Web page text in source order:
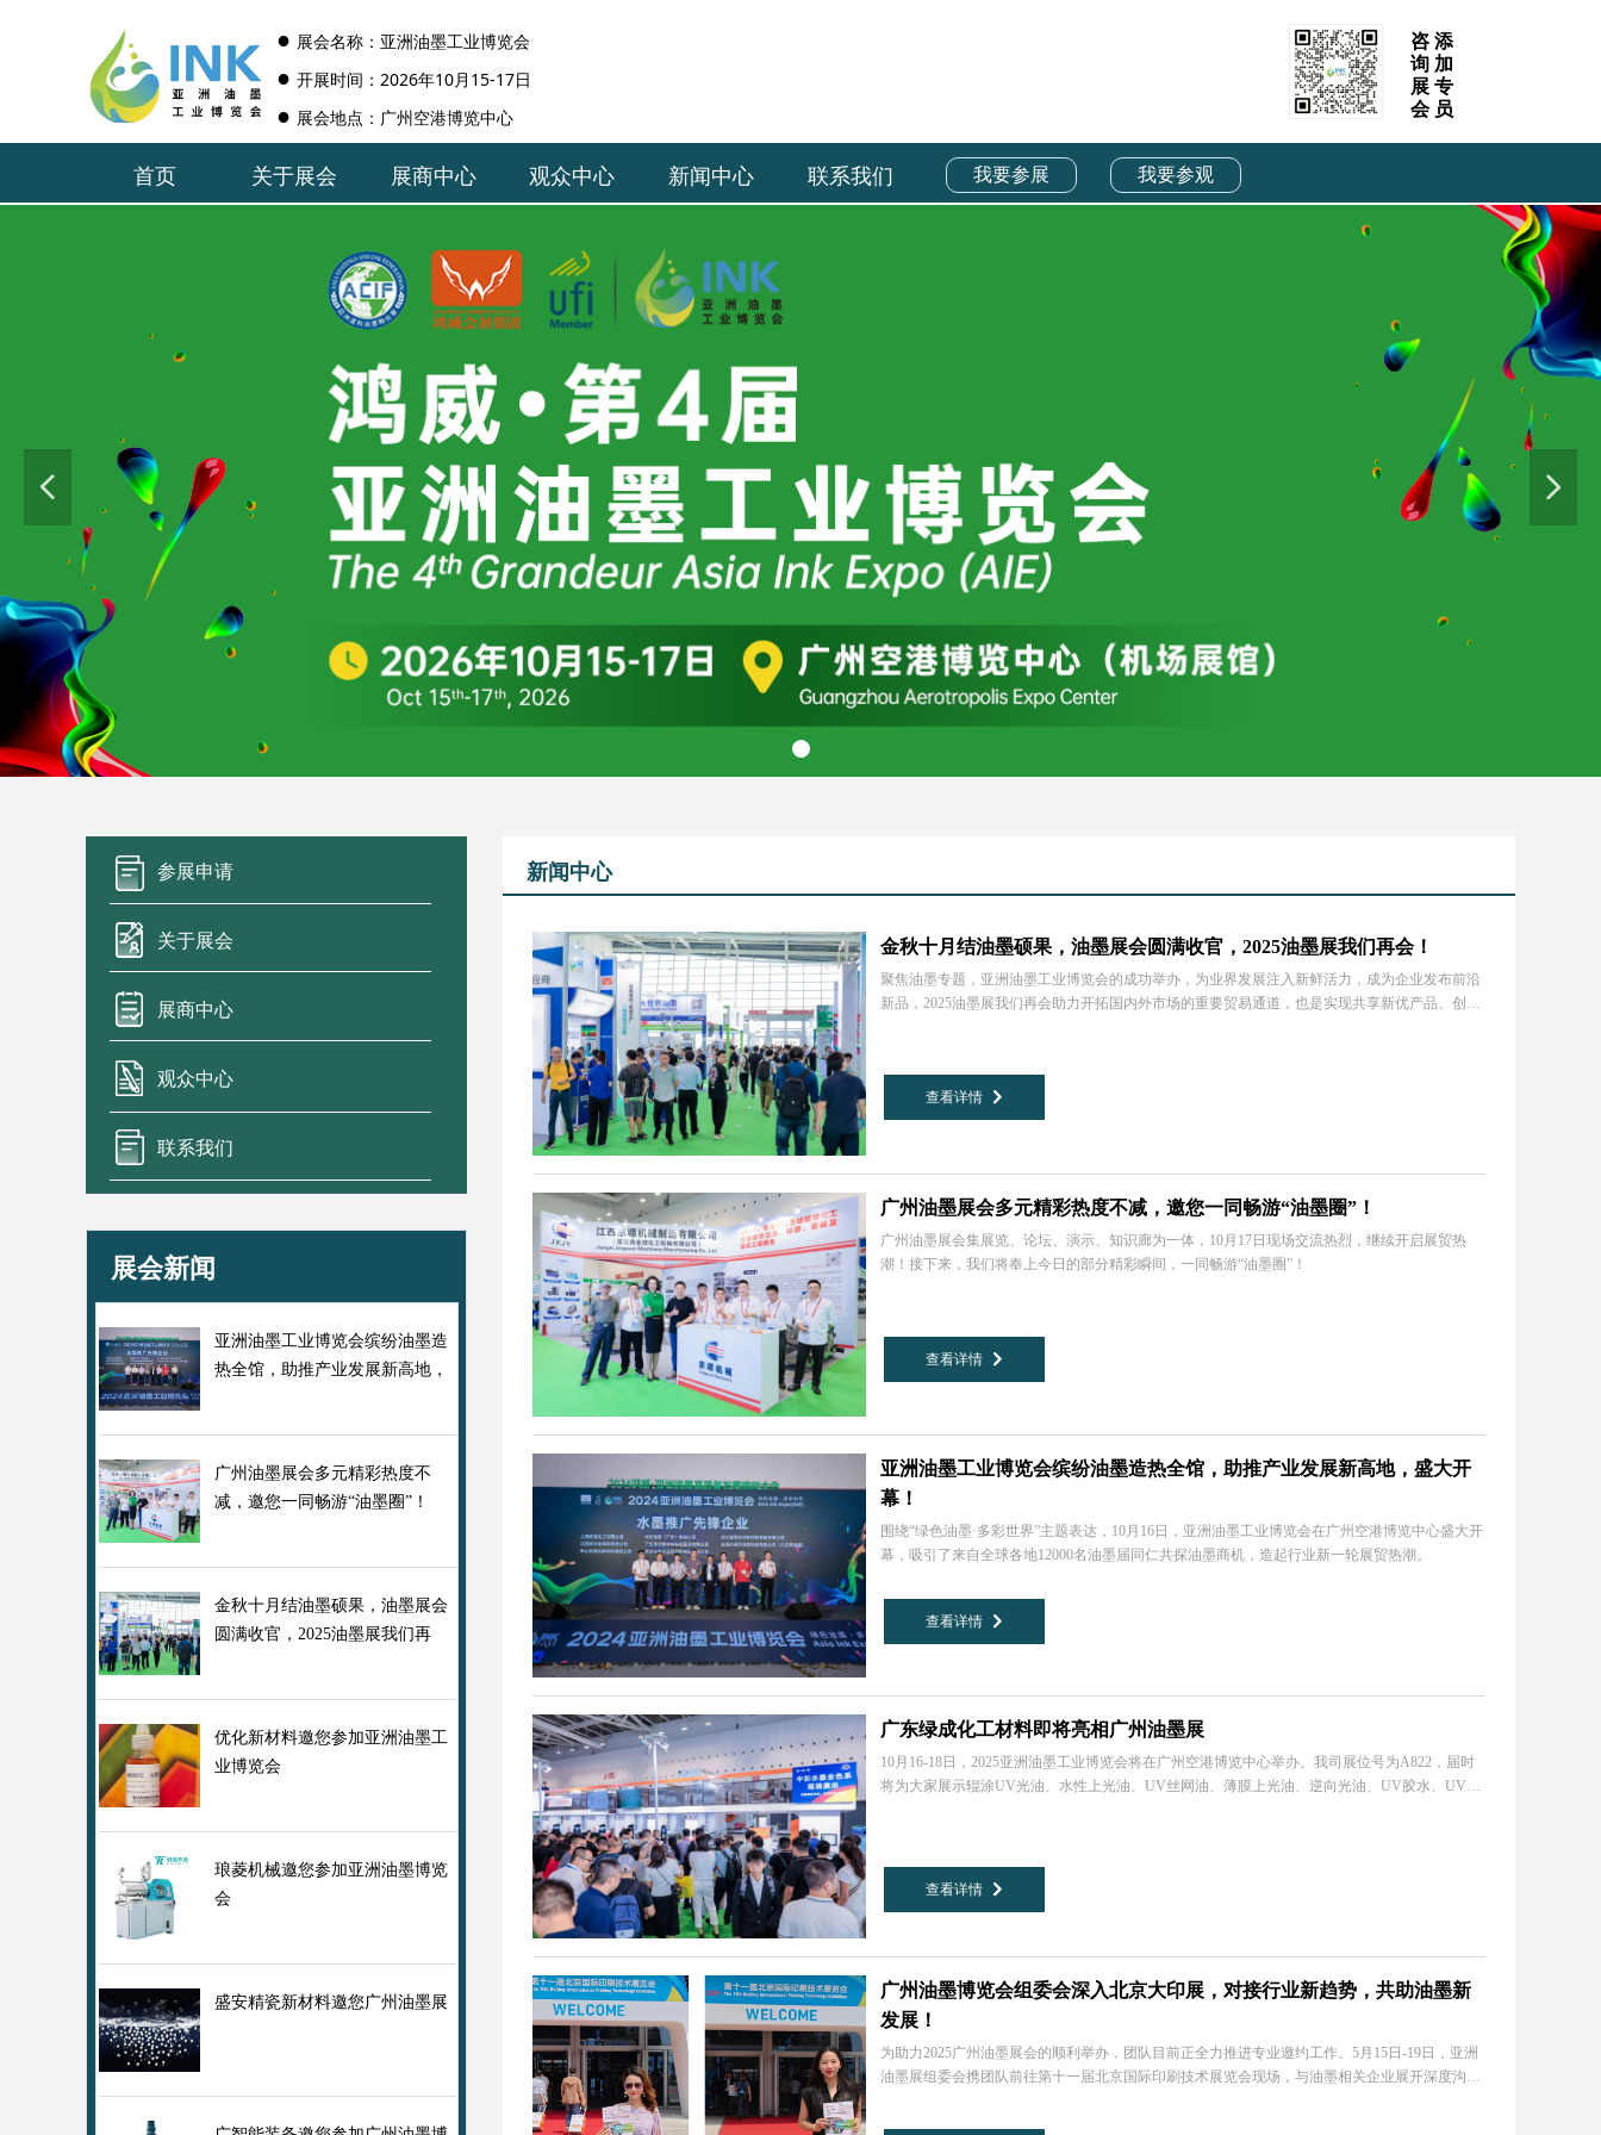
● 展会名称： 亚洲油墨工业博览会
● 开展时间：2026年10月15-17日
● 展会地点：广州空港博览中心
咨
询
展
会
添
加
专
员
首页 关于展会 展商中心 观众中心 新闻中心 联系我们 我要参展 我要参观
넳 넲
展会新闻
亚洲油墨工业博览会缤纷油墨造
热全馆，助推产业发展新高地，
广州油墨展会多元精彩热度不
减，邀您一同畅游“油墨圈”！
金秋十月结油墨硕果，油墨展会
圆满收官，2025油墨展我们再
优化新材料邀您参加亚洲油墨工
业博览会
琅菱机械邀您参加亚洲油墨博览
会
盛安精瓷新材料邀您广州油墨展
新闻中心
金秋十月结油墨硕果，油墨展会圆满收官，2025油墨展我们再会！
聚焦油墨专题，亚洲油墨工业博览会的成功举办，为业界发展注入新鲜活力，成为企业发布前沿
新品，2025油墨展我们再会助力开拓国内外市场的重要贸易通道，也是实现共享新优产品、创新
广州油墨展会多元精彩热度不减，邀您一同畅游“油墨圈”！
广州油墨展会集展览、论坛、演示、知识廊为一体，10月17日现场交流热烈，继续开启展贸热
潮！接下来，我们将奉上今日的部分精彩瞬间，一同畅游“油墨圈”！
亚洲油墨工业博览会缤纷油墨造热全馆，助推产业发展新高地，盛大开
幕！
围绕“绿色油墨·多彩世界”主题表达，10月16日，亚洲油墨工业博览会在广州空港博览中心盛大开
幕，吸引了来自全球各地12000名油墨届同仁共探油墨商机，造起行业新一轮展贸热潮。
广东绿成化工材料即将亮相广州油墨展
10月16-18日，2025亚洲油墨工业博览会将在广州空港博览中心举办。我司展位号为A822，届时
将为大家展示辊涂UV光油、水性上光油、UV丝网油、薄膜上光油、逆向光油、UV胶水、UV油
广州油墨博览会组委会深入北京大印展，对接行业新趋势，共助油墨新
发展！
为助力2025广州油墨展会的顺利举办，团队目前正全力推进专业邀约工作。5月15日-19日，亚洲
油墨展组委会携团队前往第十一届北京国际印刷技术展览会现场，与油墨相关企业展开深度沟通
查看详情 낑
查看详情 낑
查看详情 낑
查看详情 낑
参展申请
关于展会
展商中心
观众中心
联系我们